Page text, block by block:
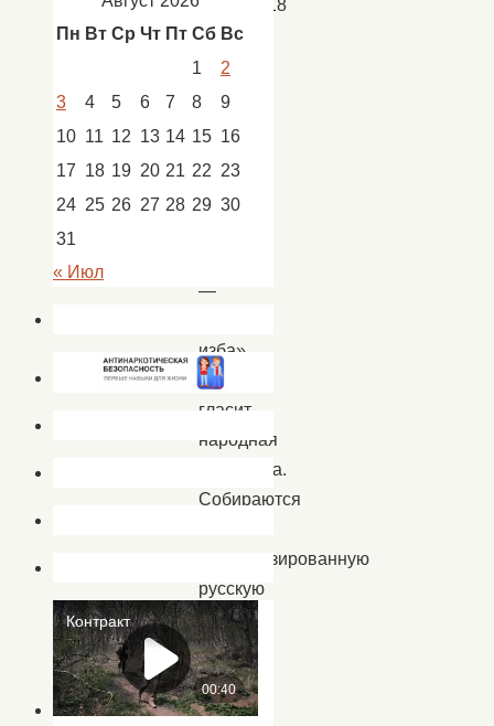
03.04.2018
Новости
новости
Кап.
«Без
—
изба»
так
гласит
народная
поговорка.
Собираются
импровизированную
русскую
избу
гости,
здесь
их
Пн Вт Ср Чт Пт Сб Вс
1
2
3
4 5 6 7 8
9
10 11 12 13 14 15 16
17 18 19 20 21 22 23
24 25 26 27 28 29 30
31
« Июл